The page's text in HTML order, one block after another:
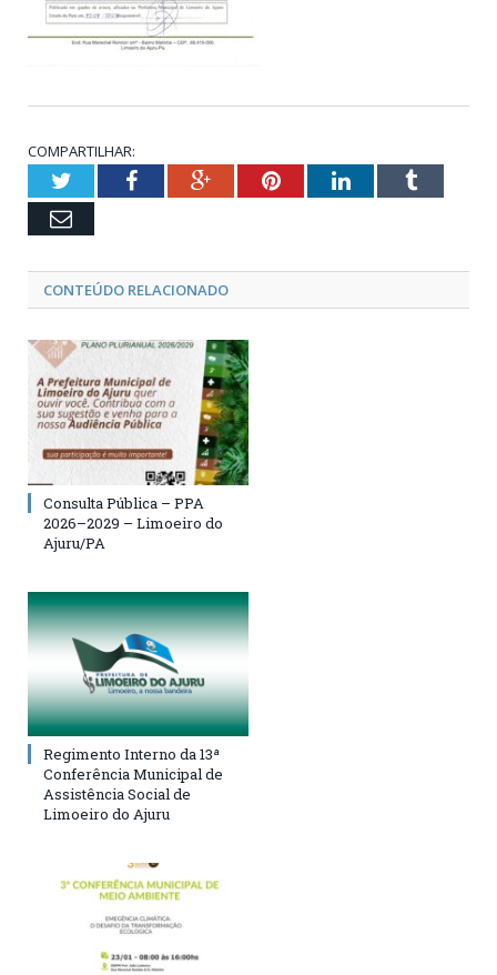
COMPARTILHAR:
TwitterFacebookGoogle+PinterestLinkedInTumblr
Email
CONTEÚDO RELACIONADO
Consulta Pública – PPA
2026–2029 – Limoeiro do
Ajuru/PA
Regimento Interno da 13ª
Conferência Municipal de
Assistência Social de
Limoeiro do Ajuru